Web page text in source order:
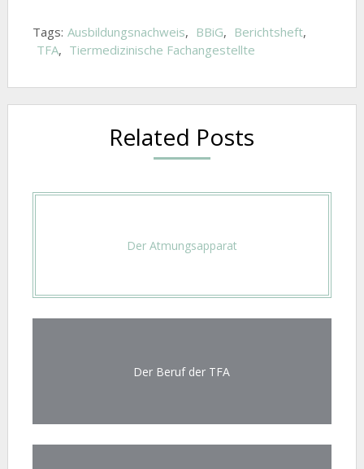
Tags: Ausbildungsnachweis, BBiG, Berichtsheft,
TFA, Tiermedizinische Fachangestellte
Related Posts
Der Atmungsapparat
Der Beruf der TFA